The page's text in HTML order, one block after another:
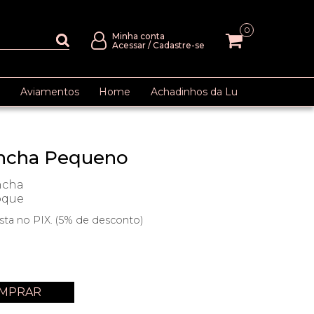
Minha conta
Acessar / Cadastre-se
0
Aviamentos Home Achadinhos da Lu
Pequeno
no PIX. (5% de desconto)